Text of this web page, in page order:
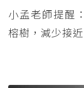
小孟老師提醒
榕樹，減少接